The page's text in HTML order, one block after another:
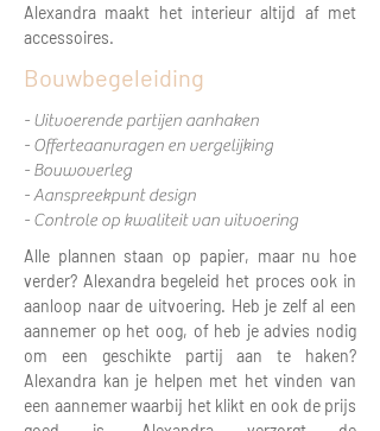
Alexandra maakt het interieur altijd af met
accessoires.
Bouwbegeleiding
- Uitvoerende partijen aanhaken
- Offerteaanvragen en vergelijking
- Bouwoverleg
- Aanspreekpunt design
- Controle op kwaliteit van uitvoering
Alle plannen staan op papier, maar nu hoe
verder? Alexandra begeleid het proces ook in
aanloop naar de uitvoering. Heb je zelf al een
aannemer op het oog, of heb je advies nodig
om een geschikte partij aan te haken?
Alexandra kan je helpen met het vinden van
een aannemer waarbij het klikt en ook de prijs